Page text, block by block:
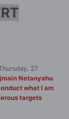
27
Netanyahu
what I am
targets